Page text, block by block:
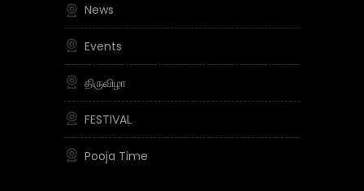
News
Events
திருவிழா
FESTIVAL
Pooja Time